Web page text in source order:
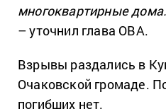
многоквартирные
– уточнил глава ОВА.
Взрывы раздались в
Очаковской громаде.
погибших нет.